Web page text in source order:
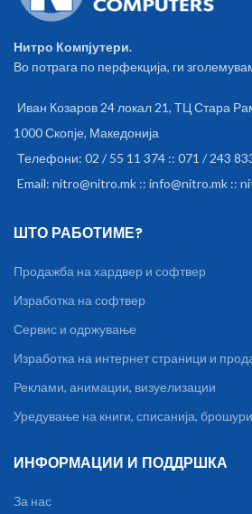
Нитро Компјутери.
Во потрага по перфекција, ги
Иван Козаров 24 локал 21, ТЦ Стара
1000 Скопје, Македонија
Телефони: 02 / 55 11 374 :: 071 / 243
Email: nitro@nitro.mk :: info@nitro.mk ::
ШТО РАБОТИМЕ?
Продажба на хардвер и софтвер
Изработка на софтвер
Сервис и одржување
Изработка на интернет страници и
Реклами, анимации, визуелизации
Уредување на книги, списанија, брошури
ИНФОРМАЦИИ И ПОДДРШКА
За нас